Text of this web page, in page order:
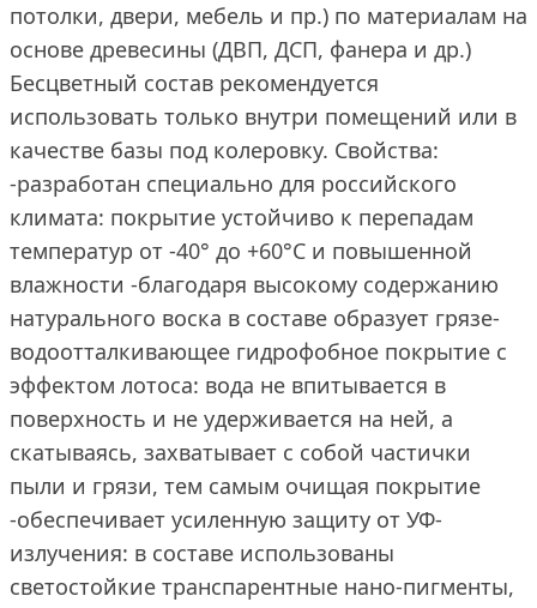
потолки, двери, мебель и пр.) по материалам на
основе древесины (ДВП, ДСП, фанера и др.)
Бесцветный состав рекомендуется
использовать только внутри помещений или в
качестве базы под колеровку. Свойства:
-разработан специально для российского
климата: покрытие устойчиво к перепадам
температур от -40° до +60°С и повышенной
влажности -благодаря высокому содержанию
натурального воска в составе образует грязе-
водоотталкивающее гидрофобное покрытие с
эффектом лотоса: вода не впитывается в
поверхность и не удерживается на ней, а
скатываясь, захватывает с собой частички
пыли и грязи, тем самым очищая покрытие
-обеспечивает усиленную защиту от УФ-
излучения: в составе использованы
светостойкие транспарентные нано-пигменты,